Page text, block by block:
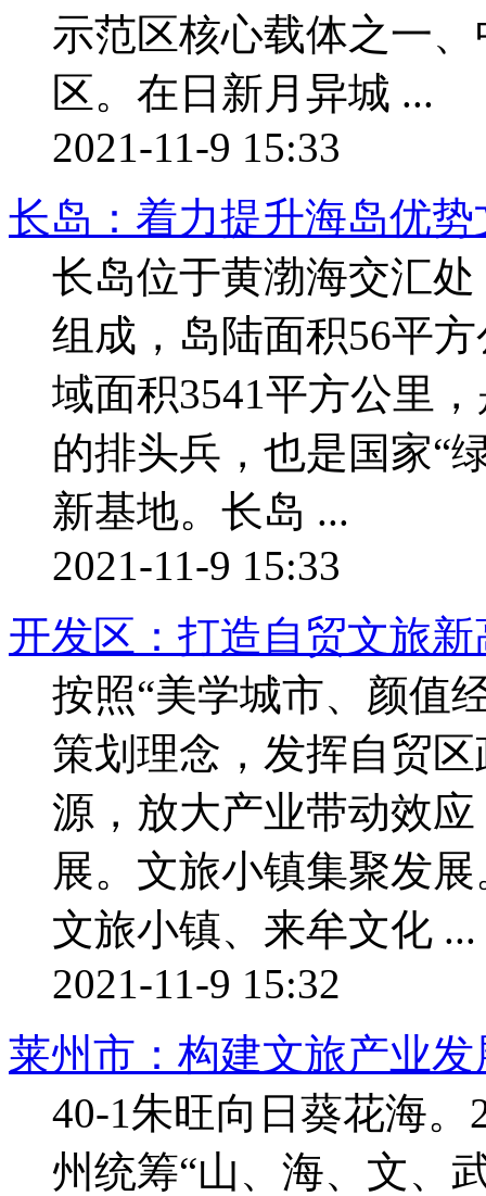
示范区核心载体之一
区。在日新月异城 ...
2021-11-9 15:33
长岛：着力提升海岛优
长岛位于黄渤海交汇
组成，岛陆面积56平
域面积3541平方公里
的排头兵，也是国家“
新基地。长岛 ...
2021-11-9 15:33
开发区：打造自贸文旅新
按照“美学城市、颜值
策划理念，发挥自贸
源，放大产业带动效
展。文旅小镇集聚发
文旅小镇、来牟文化 ...
2021-11-9 15:32
莱州市：构建文旅产业
40-1朱旺向日葵花海
州统筹“山、海、文、